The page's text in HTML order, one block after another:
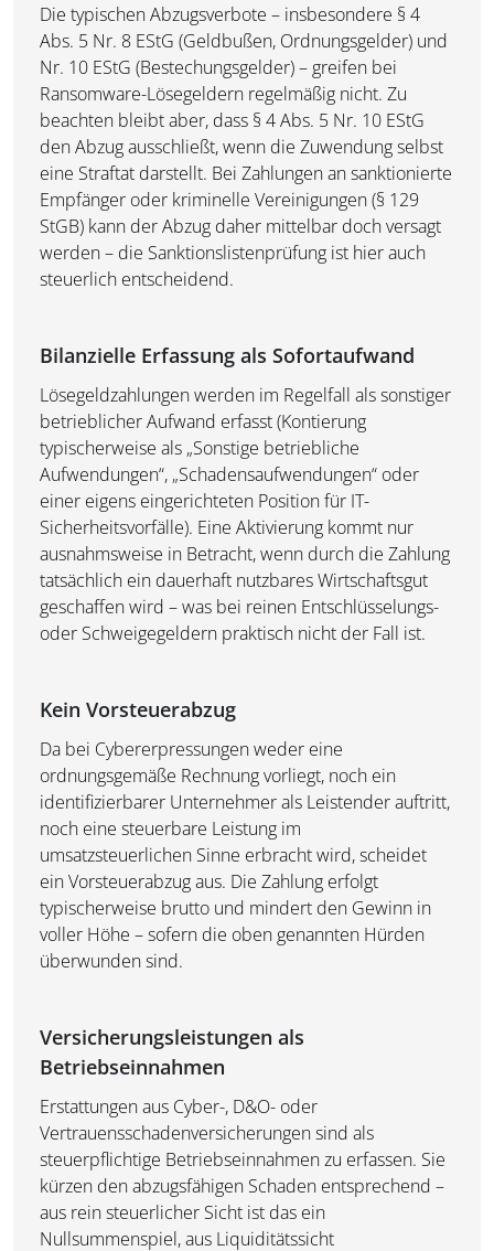
Die typischen Abzugsverbote – insbesondere § 4
Abs. 5 Nr. 8 EStG (Geldbußen, Ordnungsgelder) und
Nr. 10 EStG (Bestechungsgelder) – greifen bei
Ransomware-Lösegeldern regelmäßig nicht. Zu
beachten bleibt aber, dass § 4 Abs. 5 Nr. 10 EStG
den Abzug ausschließt, wenn die Zuwendung selbst
eine Straftat darstellt. Bei Zahlungen an sanktionierte
Empfänger oder kriminelle Vereinigungen (§ 129
StGB) kann der Abzug daher mittelbar doch versagt
werden – die Sanktionslistenprüfung ist hier auch
steuerlich entscheidend.
Bilanzielle Erfassung als Sofortaufwand
Lösegeldzahlungen werden im Regelfall als sonstiger
betrieblicher Aufwand erfasst (Kontierung
typischerweise als „Sonstige betriebliche
Aufwendungen“, „Schadensaufwendungen“ oder
einer eigens eingerichteten Position für IT-
Sicherheitsvorfälle). Eine Aktivierung kommt nur
ausnahmsweise in Betracht, wenn durch die Zahlung
tatsächlich ein dauerhaft nutzbares Wirtschaftsgut
geschaffen wird – was bei reinen Entschlüsselungs-
oder Schweigegeldern praktisch nicht der Fall ist.
Kein Vorsteuerabzug
Da bei Cybererpressungen weder eine
ordnungsgemäße Rechnung vorliegt, noch ein
identifizierbarer Unternehmer als Leistender auftritt,
noch eine steuerbare Leistung im
umsatzsteuerlichen Sinne erbracht wird, scheidet
ein Vorsteuerabzug aus. Die Zahlung erfolgt
typischerweise brutto und mindert den Gewinn in
voller Höhe – sofern die oben genannten Hürden
überwunden sind.
Versicherungsleistungen als
Betriebseinnahmen
Erstattungen aus Cyber-, D&O- oder
Vertrauensschadenversicherungen sind als
steuerpflichtige Betriebseinnahmen zu erfassen. Sie
kürzen den abzugsfähigen Schaden entsprechend –
aus rein steuerlicher Sicht ist das ein
Nullsummenspiel, aus Liquiditätssicht